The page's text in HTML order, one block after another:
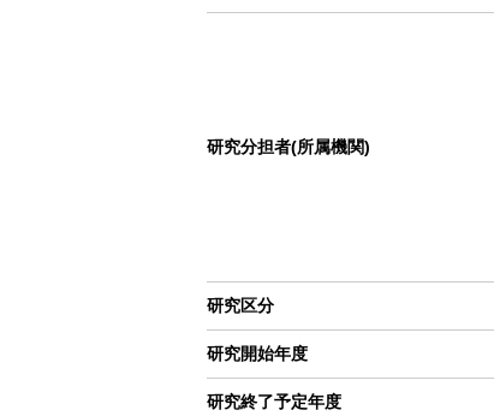
研究分担者(所属機関)
研究区分
研究開始年度
研究終了予定年度